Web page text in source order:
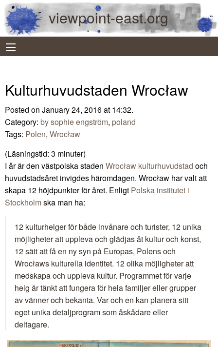
viewpoint-east.org
Kulturhuvudstaden Wrocław
Posted on January 24, 2016 at 14:32.
Category: by sophie engström, poland
Tags: Polen, Wrocław
(Läsningstid: 3 minuter)
I år är den västpolska staden Wrocław kulturhuvudstad och
huvudstadsåret invigdes häromdagen. Wrocław har valt att
skapa 12 höjdpunkter för året. Enligt Polska institutet i
Stockholmska man ha:
12 kulturhelger för både invånare och turister, 12 unika
möjligheter att uppleva och glädjas åt kultur och konst,
12 sätt att få en ny syn på Europas, Polens och
Wrocławs kulturella identitet. 12 olika möjligheter att
medskapa och uppleva kultur. Programmet för varje
helg är tänkt att fungera för hela familjer eller grupper
av vänner och bekanta. Var och en kan planera sitt
eget unika detaljprogram som åskådare eller
deltagare.